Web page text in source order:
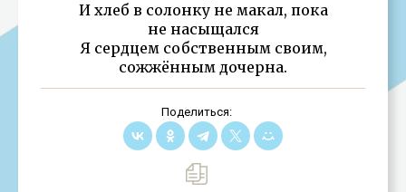
И хлеб в солонку не макал, пока
не насыщался
Я сердцем собственным своим,
сожжённым дочерна.
Поделиться: